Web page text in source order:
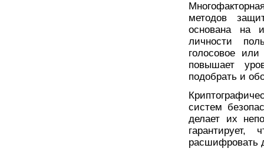
методов
основана на
личности
голосовое
повышает
подобрать и
систем
делает их
гарантирует,
расшифровать